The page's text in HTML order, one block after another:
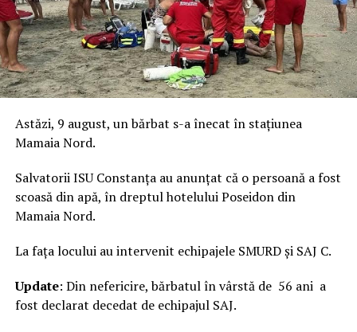
Astăzi, 9 august, un bărbat s-a înecat în stațiunea
Mamaia Nord.
Salvatorii ISU Constanța au anunțat că o persoană a fost
scoasă din apă, în dreptul hotelului Poseidon din
Mamaia Nord.
La fața locului au intervenit echipajele SMURD și SAJ C.
Update: Din nefericire, bărbatul în vârstă de 56 ani a
fost declarat decedat de echipajul SAJ.